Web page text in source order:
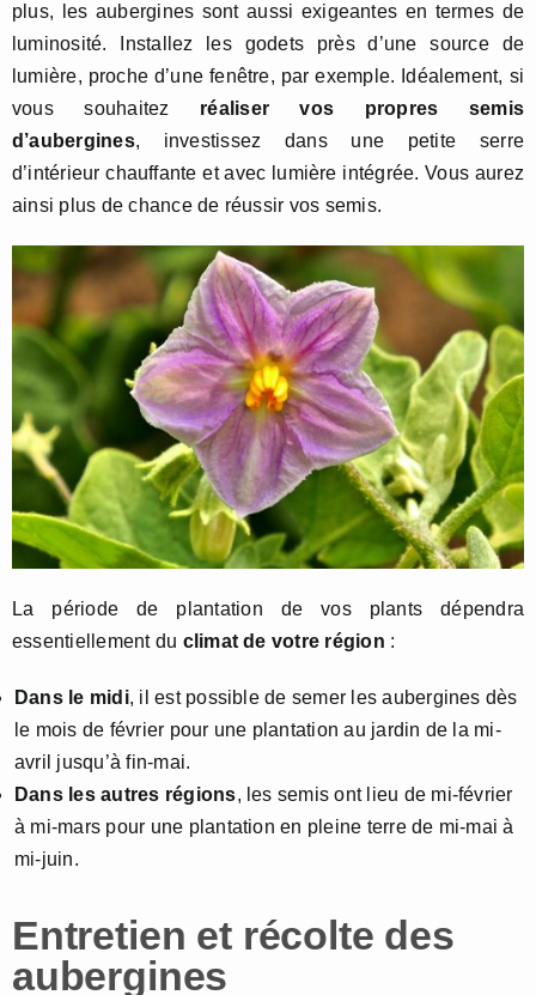
plus, les aubergines sont aussi exigeantes en termes de
luminosité. Installez les godets près d’une source de
lumière, proche d’une fenêtre, par exemple. Idéalement, si
vous souhaitez réaliser vos propres semis
d’aubergines, investissez dans une petite serre
d’intérieur chauffante et avec lumière intégrée. Vous aurez
ainsi plus de chance de réussir vos semis.
La période de plantation de vos plants dépendra
essentiellement du climat de votre région :
Dans le midi, il est possible de semer les aubergines dès
le mois de février pour une plantation au jardin de la mi-
avril jusqu’à fin-mai.
Dans les autres régions, les semis ont lieu de mi-février
à mi-mars pour une plantation en pleine terre de mi-mai à
mi-juin.
Entretien et récolte des
aubergines